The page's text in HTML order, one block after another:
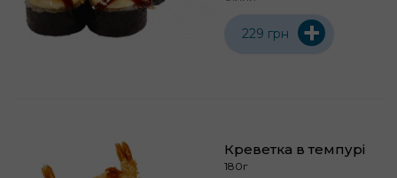
229 грн +
Креветка в темпурі
180г